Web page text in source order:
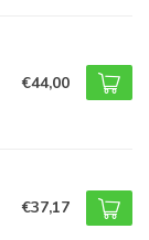
€44,00
€37,17